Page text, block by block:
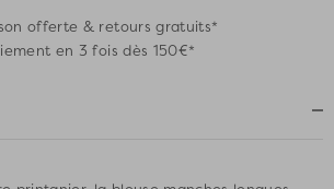
offerte & retours gratuits*
en 3 fois dès 150€*